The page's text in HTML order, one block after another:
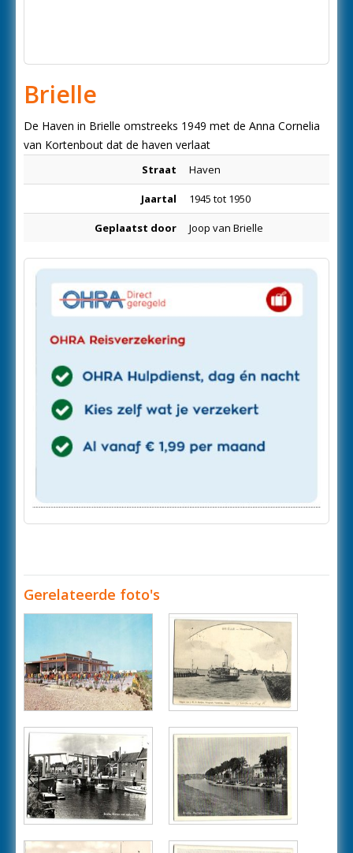
Brielle
De Haven in Brielle omstreeks 1949 met de Anna Cornelia
van Kortenbout dat de haven verlaat
Straat Haven
Jaartal 1945 tot 1950
Geplaatst door Joop van Brielle
Gerelateerde foto's